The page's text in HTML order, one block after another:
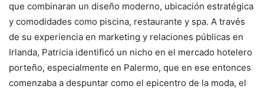
que combinaran un diseño moderno, ubicación estratégica
y comodidades como piscina, restaurante y spa. A través
de su experiencia en marketing y relaciones públicas en
Irlanda, Patricia identificó un nicho en el mercado hotelero
porteño, especialmente en Palermo, que en ese entonces
comenzaba a despuntar como el epicentro de la moda, el